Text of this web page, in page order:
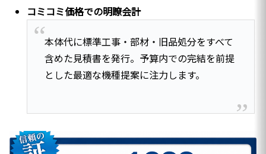
コミコミ価格での明瞭会計
本体代に標準工事・部材・旧品処分をすべて
含めた見積書を発行。予算内での完結を前提
とした最適な機種提案に注力します。